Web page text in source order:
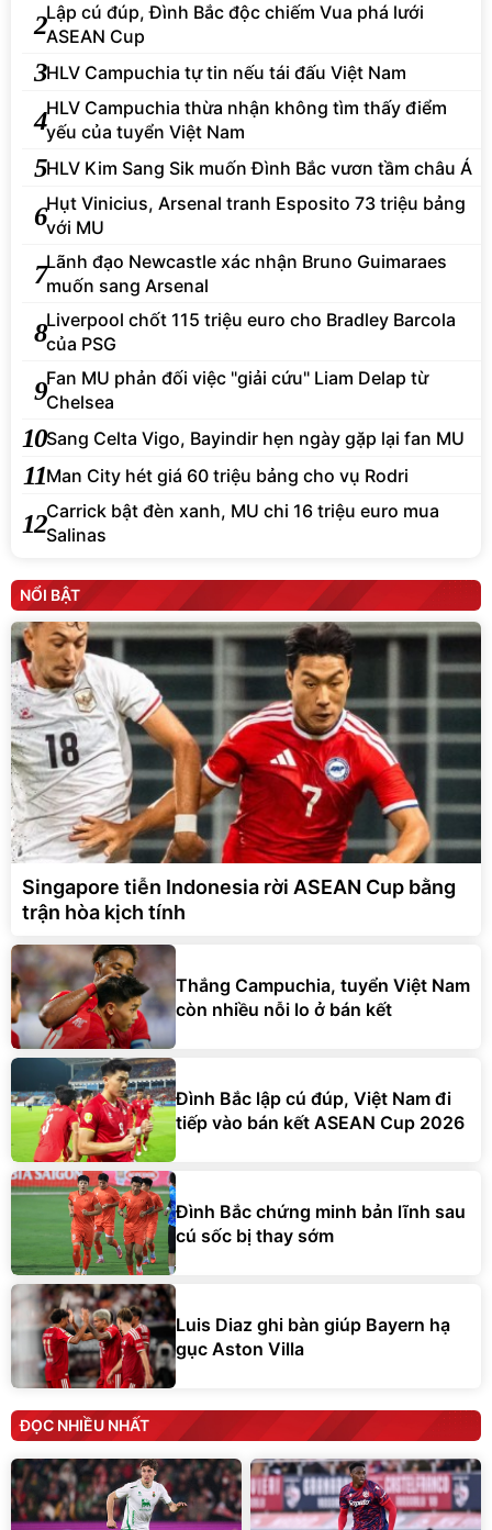
2Lập cú đúp, Đình Bắc độc chiếm Vua phá lưới
ASEAN Cup
3HLV Campuchia tự tin nếu tái đấu Việt Nam
4HLV Campuchia thừa nhận không tìm thấy điểm
yếu của tuyển Việt Nam
5HLV Kim Sang Sik muốn Đình Bắc vươn tầm châu Á
6Hụt Vinicius, Arsenal tranh Esposito 73 triệu bảng
với MU
7Lãnh đạo Newcastle xác nhận Bruno Guimaraes
muốn sang Arsenal
8Liverpool chốt 115 triệu euro cho Bradley Barcola
của PSG
9Fan MU phản đối việc "giải cứu" Liam Delap từ
Chelsea
10Sang Celta Vigo, Bayindir hẹn ngày gặp lại fan MU
11Man City hét giá 60 triệu bảng cho vụ Rodri
12Carrick bật đèn xanh, MU chi 16 triệu euro mua
Salinas
NỔI BẬT
Singapore tiễn Indonesia rời ASEAN Cup bằng
trận hòa kịch tính
Thắng Campuchia, tuyển Việt Nam
còn nhiều nỗi lo ở bán kết
Đình Bắc lập cú đúp, Việt Nam đi
tiếp vào bán kết ASEAN Cup 2026
Đình Bắc chứng minh bản lĩnh sau
cú sốc bị thay sớm
Luis Diaz ghi bàn giúp Bayern hạ
gục Aston Villa
ĐỌC NHIỀU NHẤT